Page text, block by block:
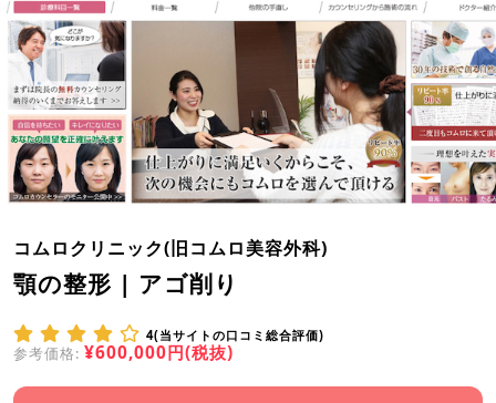
コムロクリニック(旧コムロ美容外科)
顎の整形 | アゴ削り
4(当サイトの口コミ総合評価)
参考価格: ¥600,000円(税抜)